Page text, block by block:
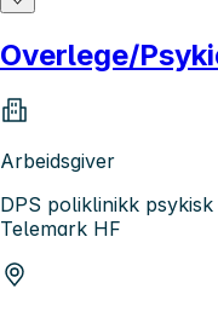
Overlege/
Arbeidsgiver
DPS poliklinikk
Telemark HF